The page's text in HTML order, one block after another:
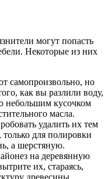
могут попасть
Некоторые из них
самопроизвольно, но
как вы разлили воду,
небольшим кусочком
масла.
удалить их тем
для полировки
а шерстяную.
на деревянную
их, стараясь,